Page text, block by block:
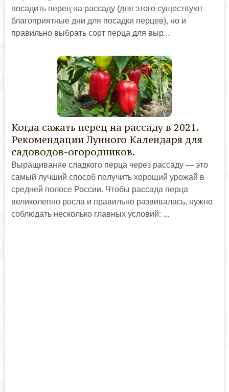
посадить перец на рассаду (для этого существуют
благоприятные дни для посадки перцев), но и
правильно выбрать сорт перца для выр...
Когда сажать перец на рассаду в 2021.
Рекомендации Лунного Календаря для
садоводов-огородников.
Выращивание сладкого перца через рассаду — это
самый лучший способ получить хороший урожай в
средней полосе России. Чтобы рассада перца
великолепно росла и правильно развивалась, нужно
соблюдать несколько главных условий: ...